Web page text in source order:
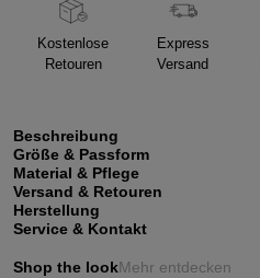
Kostenlose
Retouren
Express
Versand
Beschreibung
Größe & Passform
Material & Pflege
Versand & Retouren
Herstellung
Service & Kontakt
Shop the lookMehr entdecken